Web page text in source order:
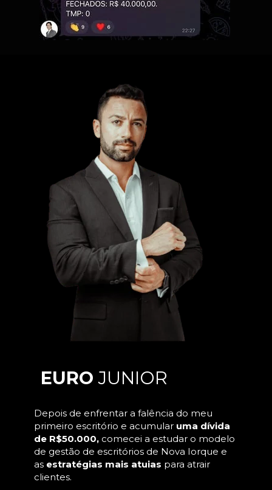
EURO JUNIOR
Depois de enfrentar a falência do meu
primeiro escritório e acumular uma dívida
de R$50.000, comecei a estudar o modelo
de gestão de escritórios de Nova Iorque e
as estratégias mais atuias para atrair
clientes.